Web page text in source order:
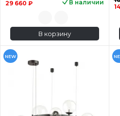
29 660 ₽ В наличии
В корзину
NEW